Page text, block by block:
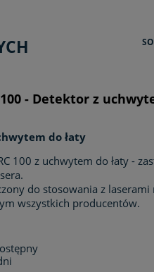
- Detektor z
do łaty
100 z uchwytem do łaty -
do stosowania z
wszystkich producentów.